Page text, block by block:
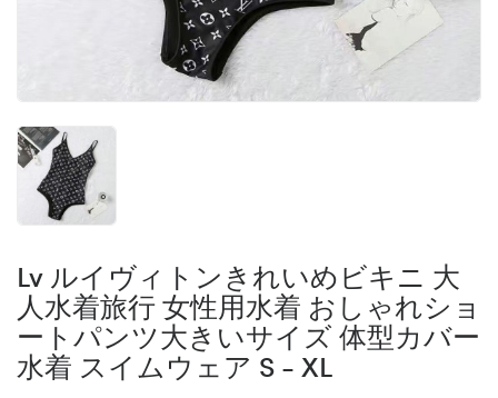
Lv ルイヴィトンきれいめビキニ 大
人水着旅行 女性用水着 おしゃれショ
ートパンツ大きいサイズ 体型カバー
水着 スイムウェア S - XL